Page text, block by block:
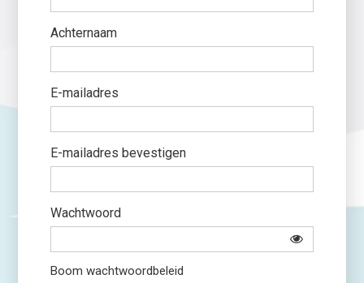
Achternaam
E-mailadres
E-mailadres bevestigen
Wachtwoord
Boom wachtwoordbeleid